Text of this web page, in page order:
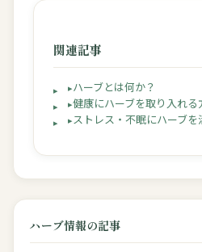
関連記事
ハーブとは何か？
健康にハーブを取り入れる
ストレス・不眠にハーブを
ハーブ情報の記事